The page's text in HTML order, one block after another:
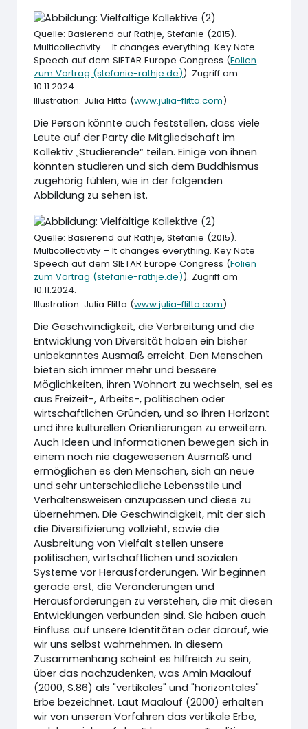
Quelle: Basierend auf Rathje, Stefanie (2015).
Multicollectivity – It changes everything. Key Note
Speech auf dem SIETAR Europe Congress (Folien
zum Vortrag (stefanie-rathje.de)). Zugriff am
10.11.2024.
Illustration: Julia Flitta (www.julia-flitta.com)
Die Person könnte auch feststellen, dass viele
Leute auf der Party die Mitgliedschaft im
Kollektiv „Studierende“ teilen. Einige von ihnen
könnten studieren und sich dem Buddhismus
zugehörig fühlen, wie in der folgenden
Abbildung zu sehen ist.
Quelle: Basierend auf Rathje, Stefanie (2015).
Multicollectivity – It changes everything. Key Note
Speech auf dem SIETAR Europe Congress (Folien
zum Vortrag (stefanie-rathje.de)). Zugriff am
10.11.2024.
Illustration: Julia Flitta (www.julia-flitta.com)
Die Geschwindigkeit, die Verbreitung und die
Entwicklung von Diversität haben ein bisher
unbekanntes Ausmaß erreicht. Den Menschen
bieten sich immer mehr und bessere
Möglichkeiten, ihren Wohnort zu wechseln, sei es
aus Freizeit-, Arbeits-, politischen oder
wirtschaftlichen Gründen, und so ihren Horizont
und ihre kulturellen Orientierungen zu erweitern.
Auch Ideen und Informationen bewegen sich in
einem noch nie dagewesenen Ausmaß und
ermöglichen es den Menschen, sich an neue
und sehr unterschiedliche Lebensstile und
Verhaltensweisen anzupassen und diese zu
übernehmen. Die Geschwindigkeit, mit der sich
die Diversifizierung vollzieht, sowie die
Ausbreitung von Vielfalt stellen unsere
politischen, wirtschaftlichen und sozialen
Systeme vor Herausforderungen. Wir beginnen
gerade erst, die Veränderungen und
Herausforderungen zu verstehen, die mit diesen
Entwicklungen verbunden sind. Sie haben auch
Einfluss auf unsere Identitäten oder darauf, wie
wir uns selbst wahrnehmen. In diesem
Zusammenhang scheint es hilfreich zu sein,
über das nachzudenken, was Amin Maalouf
(2000, S.86) als "vertikales" und "horizontales"
Erbe bezeichnet. Laut Maalouf (2000) erhalten
wir von unseren Vorfahren das vertikale Erbe,